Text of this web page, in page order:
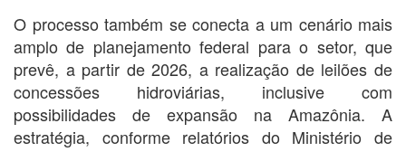
O processo também se conecta a um cenário mais
amplo de planejamento federal para o setor, que
prevê, a partir de 2026, a realização de leilões de
concessões hidroviárias, inclusive com
possibilidades de expansão na Amazônia. A
estratégia, conforme relatórios do Ministério de